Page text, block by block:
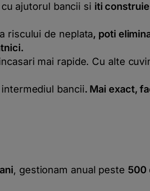
ajutorul bancii si iti
riscului de neplata, poti
mai rapide. Cu alte
bancii. Mai exact,
, gestionam anual peste 500